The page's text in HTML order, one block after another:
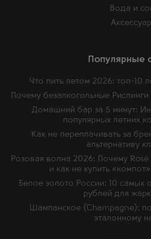
Вода и
Популярные
Что пить летом 2026: топ-10
Почему безалкогольные Рислинги
Домашний бар за 5 минут:
популярных летних
Как не переплачивать за
альтернативу
Розовая волна 2026: Почему
и как не купить
Белое золото России: 10
рублей для
Шампанское (Champagne):
эталонному